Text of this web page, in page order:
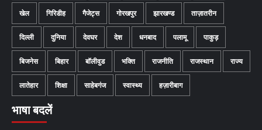
खेल गिरिडीह गैजेट्स गोरखपुर झारखण्ड ताज़ातरीन
दिल्ली दुनिया देवघर देश धनबाद पलामू पाकुड़
बिजनेस बिहार बॉलीवुड भक्ति राजनीति राजस्थान राज्य
लातेहार शिक्षा साहेबगंज स्वास्थ्य हज़ारीबाग
भाषा बदलें